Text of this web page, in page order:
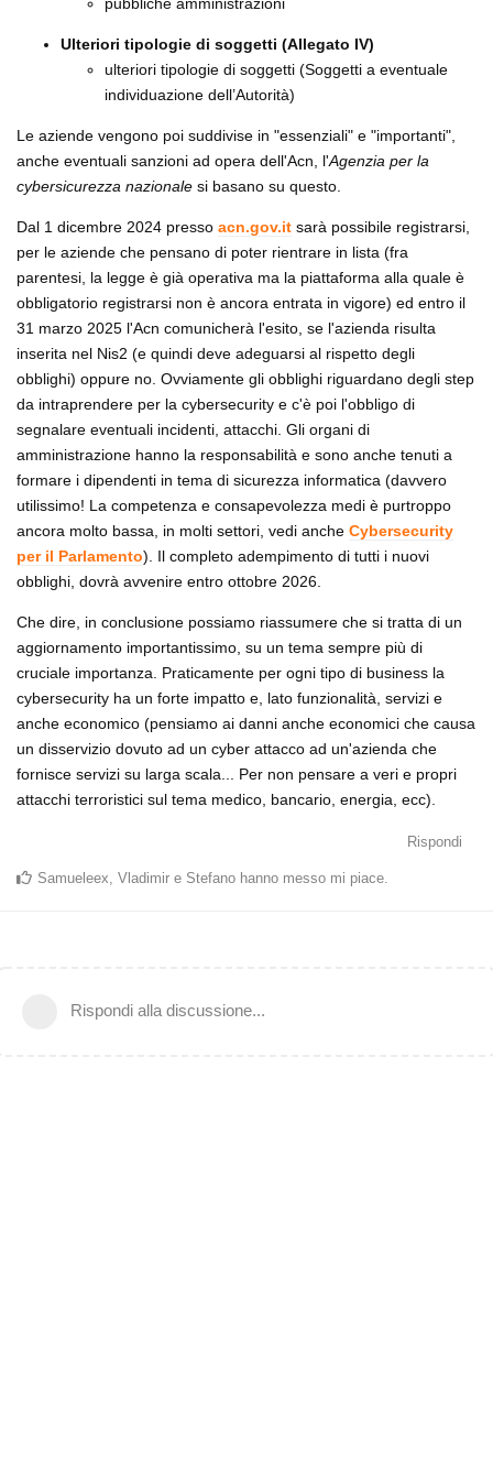
Ulteriori tipologie di soggetti (Allegato IV)
ulteriori tipologie di soggetti (Soggetti a eventuale
individuazione dell’Autorità)
Le aziende vengono poi suddivise in "essenziali" e "importanti",
anche eventuali sanzioni ad opera dell'Acn, l'Agenzia per la
cybersicurezza nazionale si basano su questo.
Dal 1 dicembre 2024 presso acn.gov.it sarà possibile registrarsi,
per le aziende che pensano di poter rientrare in lista (fra
parentesi, la legge è già operativa ma la piattaforma alla quale è
obbligatorio registrarsi non è ancora entrata in vigore) ed entro il
31 marzo 2025 l'Acn comunicherà l'esito, se l'azienda risulta
inserita nel Nis2 (e quindi deve adeguarsi al rispetto degli
obblighi) oppure no. Ovviamente gli obblighi riguardano degli step
da intraprendere per la cybersecurity e c'è poi l'obbligo di
segnalare eventuali incidenti, attacchi. Gli organi di
amministrazione hanno la responsabilità e sono anche tenuti a
formare i dipendenti in tema di sicurezza informatica (davvero
utilissimo! La competenza e consapevolezza medi è purtroppo
ancora molto bassa, in molti settori, vedi anche Cybersecurity
per il Parlamento). Il completo adempimento di tutti i nuovi
obblighi, dovrà avvenire entro ottobre 2026.
Che dire, in conclusione possiamo riassumere che si tratta di un
aggiornamento importantissimo, su un tema sempre più di
cruciale importanza. Praticamente per ogni tipo di business la
cybersecurity ha un forte impatto e, lato funzionalità, servizi e
anche economico (pensiamo ai danni anche economici che causa
un disservizio dovuto ad un cyber attacco ad un'azienda che
fornisce servizi su larga scala... Per non pensare a veri e propri
attacchi terroristici sul tema medico, bancario, energia, ecc).
Rispondi
Samueleex Vladimir e Stefano hanno messo mi piace
Rispondi alla discussione...